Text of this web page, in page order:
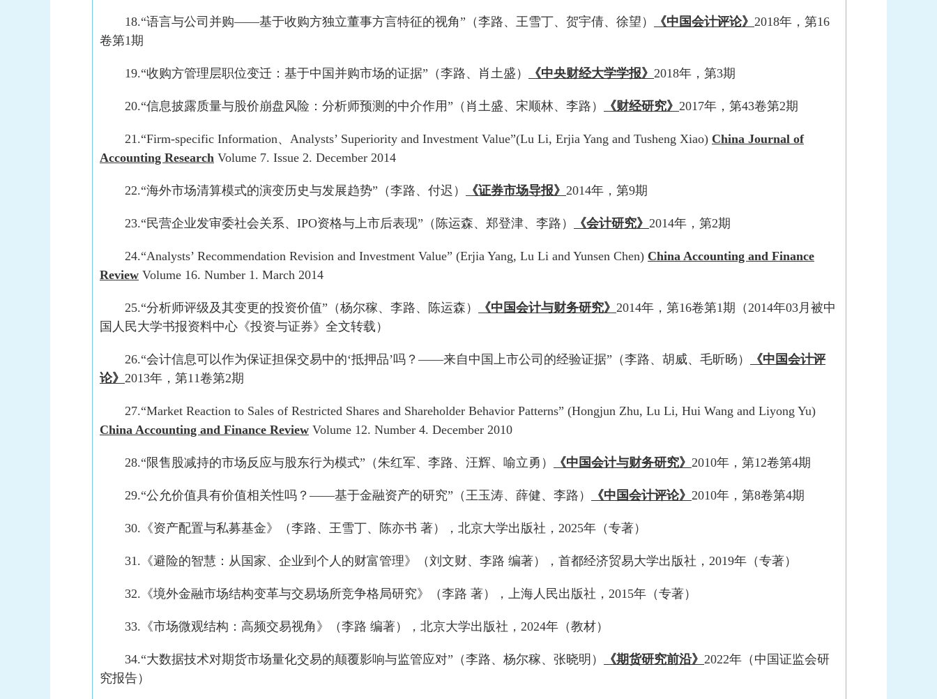
18.“语言与公司并购——基于收购方独立董事方言特征的视角”（李路、王雪丁、贺宇倩、徐望） 《中国会计评论》 2018年，第16
卷第1期
19.“收购方管理层职位变迁：基于中国并购市场的证据”（李路、肖土盛） 《中央财经大学学报》 2018年，第3期
20.“信息披露质量与股价崩盘风险：分析师预测的中介作用”（肖土盛、宋顺林、李路） 《财经研究》 2017年，第43卷第2期
21.“Firm-specific Information、Analysts’ Superiority and Investment Value”(Lu Li, Erjia Yang and Tusheng Xiao) China Journal of
Accounting Research Volume 7. Issue 2. December 2014
22.“海外市场清算模式的演变历史与发展趋势”（李路、付迟） 《证券市场导报》 2014年，第9期
23.“民营企业发审委社会关系、IPO资格与上市后表现”（陈运森、郑登津、李路） 《会计研究》 2014年，第2期
24.“Analysts’ Recommendation Revision and Investment Value” (Erjia Yang, Lu Li and Yunsen Chen) China Accounting and Finance
Review Volume 16. Number 1. March 2014
25.“分析师评级及其变更的投资价值”（杨尔稼、李路、陈运森） 《中国会计与财务研究》 2014年，第16卷第1期（2014年03月被中
国人民大学书报资料中心《投资与证券》全文转载）
26.“会计信息可以作为保证担保交易中的‘抵押品’吗？——来自中国上市公司的经验证据”（李路、胡威、毛昕旸）
《中国会计评
论》 2013年，第11卷第2期
27.“Market Reaction to Sales of Restricted Shares and Shareholder Behavior Patterns” (Hongjun Zhu, Lu Li, Hui Wang and Liyong Yu)
China Accounting and Finance Review Volume 12. Number 4. December 2010
28.“限售股减持的市场反应与股东行为模式”（朱红军、李路、汪辉、喻立勇） 《中国会计与财务研究》 2010年，第12卷第4期
29.“公允价值具有价值相关性吗？——基于金融资产的研究”（王玉涛、薛健、李路） 《中国会计评论》 2010年，第8卷第4期
30.《资产配置与私募基金》（李路、王雪丁、陈亦书 著），北京大学出版社，2025年（专著）
31.《避险的智慧：从国家、企业到个人的财富管理》（刘文财、李路 编著），首都经济贸易大学出版社，2019年（专著）
32.《境外金融市场结构变革与交易场所竞争格局研究》（李路 著），上海人民出版社，2015年（专著）
33.《市场微观结构：高频交易视角》（李路 编著），北京大学出版社，2024年（教材）
34.“大数据技术对期货市场量化交易的颠覆影响与监管应对”（李路、杨尔稼、张晓明） 《期货研究前沿》 2022年（中国证监会研
究报告）